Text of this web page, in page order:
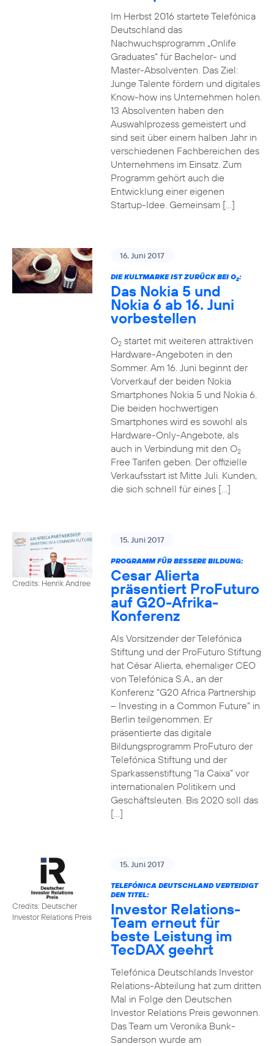
Im Herbst 2016 startete Telefónica
Deutschland das
Nachwuchsprogramm „Onlife
Graduates“ für Bachelor- und
Master-Absolventen. Das Ziel:
Junge Talente fördern und digitales
Know-how ins Unternehmen holen.
13 Absolventen haben den
Auswahlprozess gemeistert und
sind seit über einem halben Jahr in
verschiedenen Fachbereichen des
Unternehmens im Einsatz. Zum
Programm gehört auch die
Entwicklung einer eigenen
Startup-Idee. Gemeinsam […]
16. Juni 2017
DIE KULTMARKE IST ZURÜCK BEI O2:
Das Nokia 5 und
Nokia 6 ab 16. Juni
vorbestellen
O2startet mit weiteren attraktiven
Hardware-Angeboten in den
Sommer. Am 16. Juni beginnt der
Vorverkauf der beiden Nokia
Smartphones Nokia 5 und Nokia 6.
Die beiden hochwertigen
Smartphones wird es sowohl als
Hardware-Only-Angebote, als
auch in Verbindung mit den O2
Free Tarifen geben. Der offizielle
Verkaufsstart ist Mitte Juli. Kunden,
die sich schnell für eines […]
Credits: Henrik Andree
15. Juni 2017
PROGRAMM FÜR BESSERE BILDUNG:
Cesar Alierta
präsentiert ProFuturo
auf G20-Afrika-
Konferenz
Als Vorsitzender der Telefónica
Stiftung und der ProFuturo Stiftung
hat César Alierta, ehemaliger CEO
von Telefónica S.A., an der
Konferenz “G20 Africa Partnership
– Investing in a Common Future” in
Berlin teilgenommen. Er
präsentierte das digitale
Bildungsprogramm ProFuturo der
Telefónica Stiftung und der
Sparkassenstiftung “la Caixa” vor
internationalen Politikern und
Geschäftsleuten. Bis 2020 soll das
[…]
Credits: Deutscher
Investor Relations Preis
15. Juni 2017
TELEFÓNICA DEUTSCHLAND VERTEIDIGT
DEN TITEL:
Investor Relations-
Team erneut für
beste Leistung im
TecDAX geehrt
Telefónica Deutschlands Investor
Relations-Abteilung hat zum dritten
Mal in Folge den Deutschen
Investor Relations Preis gewonnen.
Das Team um Veronika Bunk-
Sanderson wurde am